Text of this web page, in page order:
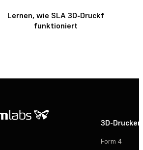
Lernen, wie SLA 3D-Druckf
funktioniert
3D-Drucker
Form 4